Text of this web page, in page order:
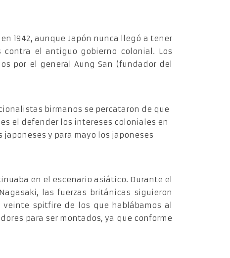
1942, aunque Japón nunca llegó a tener
el antiguo gobierno colonial. Los
por el general Aung San (fundador del
birmanos se percataron de que
el defender los intereses coloniales en
y para mayo los japoneses
en el escenario asiático. Durante el
las fuerzas británicas siguieron
spitfire de los que hablábamos al
para ser montados, ya que conforme